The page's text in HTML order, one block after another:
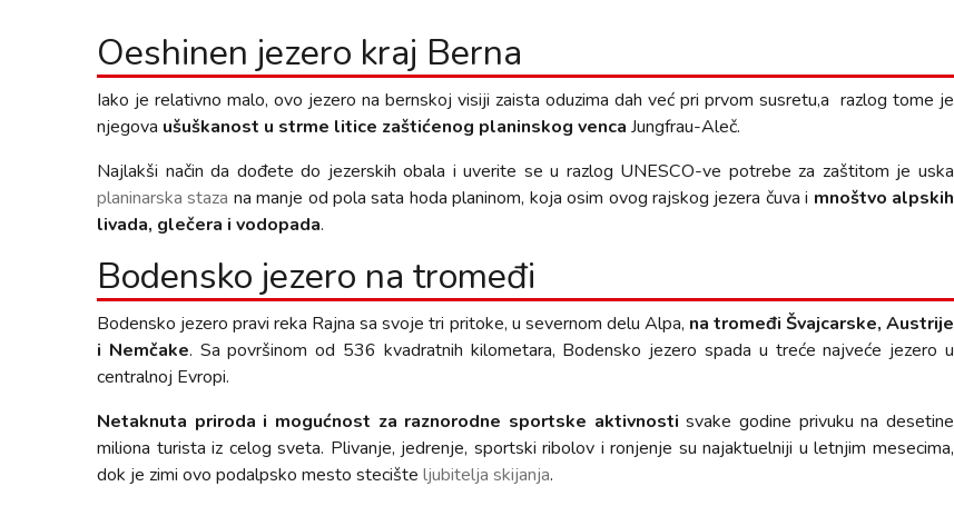
Oeshinen jezero kraj Berna
Iako je relativno malo, ovo jezero na bernskoj visiji zaista oduzima dah već pri prvom susretu,a razlog tome je
njegova ušuškanost u strme litice zaštićenog planinskog venca Jungfrau-Aleč.
Najlakši način da dođete do jezerskih obala i uverite se u razlog UNESCO-ve potrebe za zaštitom je uska
planinarska staza na manje od pola sata hoda planinom, koja osim ovog rajskog jezera čuva i mnoštvo alpskih
livada, glečera i vodopada.
Bodensko jezero na tromeđi
Bodensko jezero pravi reka Rajna sa svoje tri pritoke, u severnom delu Alpa, na tromeđi Švajcarske, Austrije
i Nemčake. Sa površinom od 536 kvadratnih kilometara, Bodensko jezero spada u treće najveće jezero u
centralnoj Evropi.
Netaknuta priroda i mogućnost za raznorodne sportske aktivnostisvake godine privuku na desetine
miliona turista iz celog sveta. Plivanje, jedrenje, sportski ribolov i ronjenje su najaktuelniji u letnjim mesecima,
dok je zimi ovo podalpsko mesto stecište ljubitelja skijanja.